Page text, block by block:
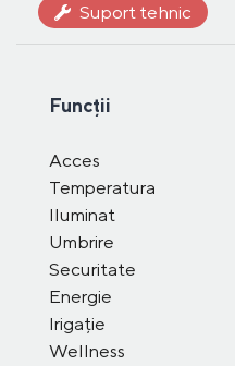
Suport tehnic
Funcții
Acces
Temperatura
Iluminat
Umbrire
Securitate
Energie
Irigație
Wellness